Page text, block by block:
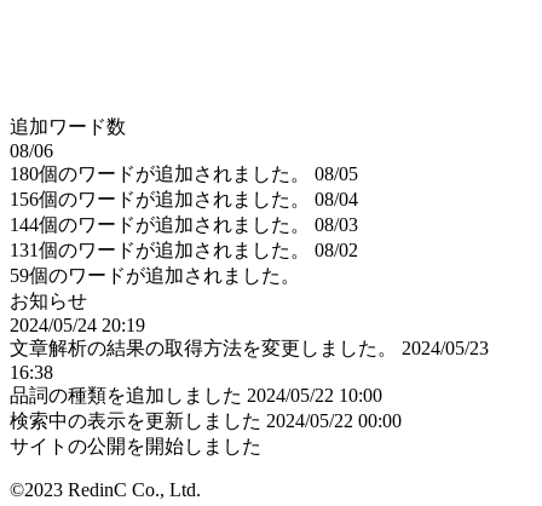
追加ワード数
08/06
180個のワードが追加されました。
08/05
156個のワードが追加されました。
08/04
144個のワードが追加されました。
08/03
131個のワードが追加されました。
08/02
59個のワードが追加されました。
お知らせ
2024/05/24 20:19
文章解析の結果の取得方法を変更しました。
2024/05/23
16:38
品詞の種類を追加しました 2024/05/22 10:00
検索中の表示を更新しました 2024/05/22 00:00
サイトの公開を開始しました
©2023 RedinC Co., Ltd.